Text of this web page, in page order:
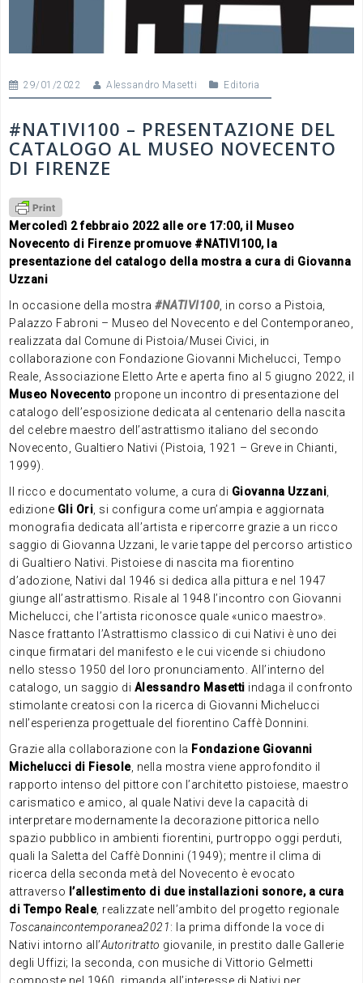
29/01/2022 Alessandro Masetti Editoria
#NATIVI100 – PRESENTAZIONE DEL
CATALOGO AL MUSEO NOVECENTO
DI FIRENZE
Mercoledì 2 febbraio 2022 alle ore 17:00, il Museo
Novecento di Firenze promuove #NATIVI100, la
presentazione del catalogo della mostra a cura di Giovanna
Uzzani
In occasione della mostra #NATIVI100 , in corso a Pistoia,
Palazzo Fabroni – Museo del Novecento e del Contemporaneo,
realizzata dal Comune di Pistoia/Musei Civici, in
collaborazione con Fondazione Giovanni Michelucci, Tempo
Reale, Associazione Eletto Arte e aperta fino al 5 giugno 2022, il
Museo Novecento propone un incontro di presentazione del
catalogo dell’esposizione dedicata al centenario della nascita
del celebre maestro dell’astrattismo italiano del secondo
Novecento, Gualtiero Nativi (Pistoia, 1921 – Greve in Chianti,
1999).
Il ricco e documentato volume, a cura di Giovanna Uzzani
edizione Gli Ori , si configura come un’ampia e aggiornata
monografia dedicata all’artista e ripercorre grazie a un ricco
saggio di Giovanna Uzzani, le varie tappe del percorso artistico
di Gualtiero Nativi. Pistoiese di nascita ma fiorentino
d’adozione, Nativi dal 1946 si dedica alla pittura e nel 1947
giunge all’astrattismo. Risale al 1948 l’incontro con Giovanni
Michelucci, che l’artista riconosce quale «unico maestro».
Nasce frattanto l’Astrattismo classico di cui Nativi è uno dei
cinque firmatari del manifesto e le cui vicende si chiudono
nello stesso 1950 del loro pronunciamento. All’interno del
catalogo, un saggio di Alessandro Masetti indaga il confronto
stimolante creatosi con la ricerca di Giovanni Michelucci
nell’esperienza progettuale del fiorentino Caffè Donnini.
Grazie alla collaborazione con la Fondazione Giovanni
Michelucci di Fiesole, nella mostra viene approfondito il
rapporto intenso del pittore con l’architetto pistoiese, maestro
carismatico e amico, al quale Nativi deve la capacità di
interpretare modernamente la decorazione pittorica nello
spazio pubblico in ambienti fiorentini, purtroppo oggi perduti,
quali la Saletta del Caffè Donnini (1949); mentre il clima di
ricerca della seconda metà del Novecento è evocato
attraverso l’allestimento di due installazioni sonore, a cura
di Tempo Reale, realizzate nell’ambito del progetto regionale
Toscanaincontemporanea2021: la prima diffonde la voce di
Nativi intorno all’Autoritratto giovanile, in prestito dalle Gallerie
degli Uffizi; la seconda, con musiche di Vittorio Gelmetti